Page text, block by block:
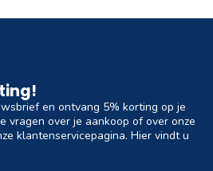
en ontvang 5% korting op je
vragen over je aankoop of over onze
klantenservicepagina. Hier vindt u